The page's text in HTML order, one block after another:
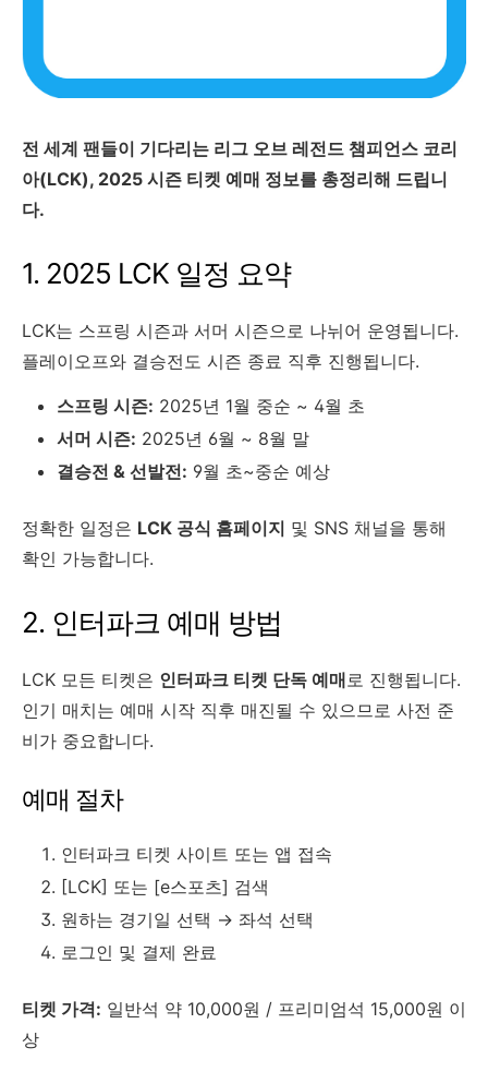
전 세계 팬들이 기다리는 리그 오브 레전드 챔피언스 코리
아(LCK), 2025 시즌 티켓 예매 정보를 총정리해 드립니
다.
1. 2025 LCK 일정 요약
LCK는 스프링 시즌과 서머 시즌으로 나뉘어 운영됩니다.
플레이오프와 결승전도 시즌 종료 직후 진행됩니다.
스프링 시즌: 2025년 1월 중순 ~ 4월 초
서머 시즌: 2025년 6월 ~ 8월 말
결승전 & 선발전: 9월 초~중순 예상
정확한 일정은 LCK 공식 홈페이지 및 SNS 채널을 통해
확인 가능합니다.
2. 인터파크 예매 방법
LCK 모든 티켓은 인터파크 티켓 단독 예매 로 진행됩니다.
인기 매치는 예매 시작 직후 매진될 수 있으므로 사전 준
비가 중요합니다.
예매 절차
인터파크 티켓 사이트 또는 앱 접속
[LCK] 또는 [e스포츠] 검색
원하는 경기일 선택 → 좌석 선택
로그인 및 결제 완료
티켓 가격: 일반석 약 10,000원 / 프리미엄석 15,000원 이
상